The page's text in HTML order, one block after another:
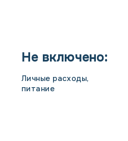
Не включено:
Личные расходы,
питание